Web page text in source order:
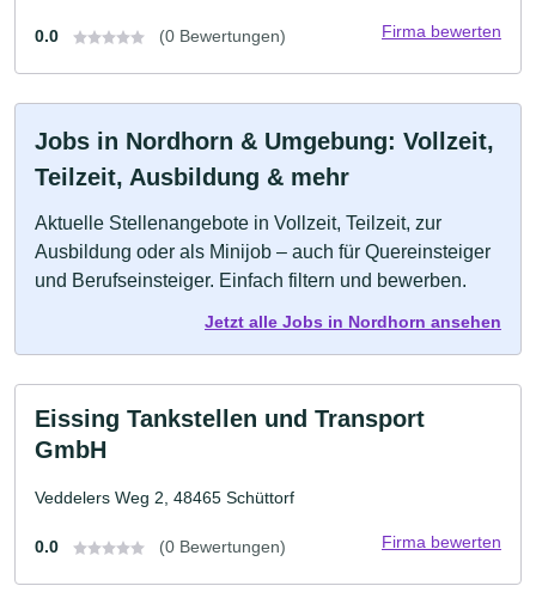
0.0 (0 Bewertungen) Firma bewerten
Jobs in Nordhorn & Umgebung: Vollzeit,
Teilzeit, Ausbildung & mehr
Aktuelle Stellenangebote in Vollzeit, Teilzeit, zur
Ausbildung oder als Minijob – auch für Quereinsteiger
und Berufseinsteiger. Einfach filtern und bewerben.
Jetzt alle Jobs in Nordhorn ansehen
Eissing Tankstellen und Transport
GmbH
Veddelers Weg 2, 48465 Schüttorf
0.0 (0 Bewertungen) Firma bewerten